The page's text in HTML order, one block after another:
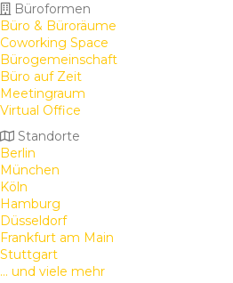
Büroformen
Büro & Büroräume
Coworking Space
Bürogemeinschaft
Büro auf Zeit
Meetingraum
Virtual Office
Standorte
Berlin
München
Köln
Hamburg
Düsseldorf
Frankfurt am Main
Stuttgart
... und viele mehr